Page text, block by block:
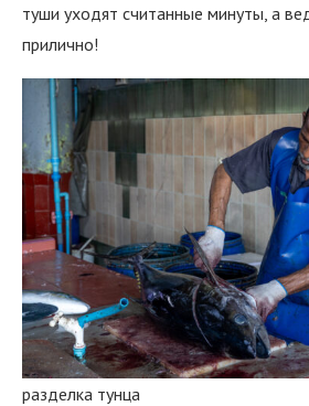
туши уходят считанные минуты, а
прилично!
разделка тунца